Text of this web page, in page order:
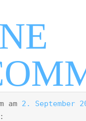
am 2. September